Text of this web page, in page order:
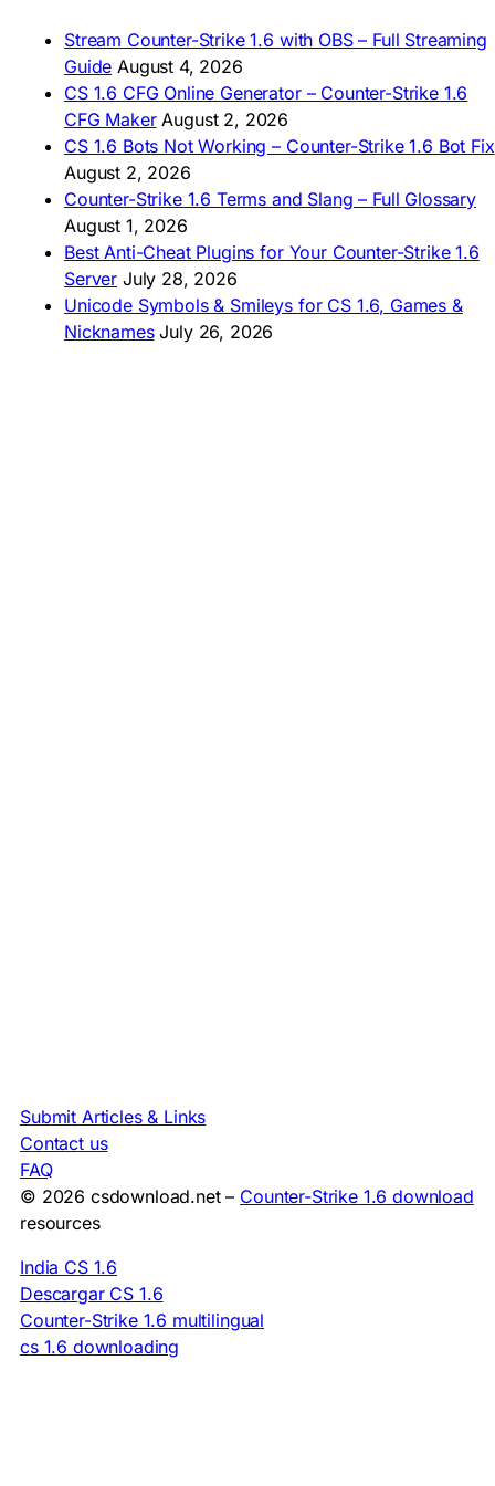
🇿🇦 Laai CS 1.6 af
AMERICAS
🇦🇷 Descargar CS 1.6
🇦🇷 CS 1.6 Edición Arg
🇧🇷 Baixar CS 1.6
🇵🇪 Descargar CS 1.6
Stream Counter-Strike 1.6 with OBS – Full Streaming
Guide August 4, 2026
CS 1.6 CFG Online Generator – Counter-Strike 1.6
CFG Maker August 2, 2026
CS 1.6 Bots Not Working – Counter-Strike 1.6 Bot Fix
August 2, 2026
Counter-Strike 1.6 Terms and Slang – Full Glossary
August 1, 2026
Best Anti-Cheat Plugins for Your Counter-Strike 1.6
Server July 28, 2026
Unicode Symbols & Smileys for CS 1.6, Games &
Nicknames July 26, 2026
Submit Articles & Links
Contact us
FAQ
© 2026 csdownload.net – Counter-Strike 1.6 download
resources
India CS 1.6
Descargar CS 1.6
Counter-Strike 1.6 multilingual
cs 1.6 downloading